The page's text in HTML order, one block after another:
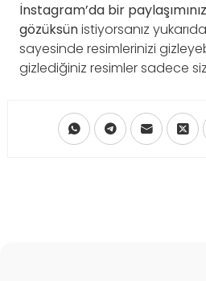
İnstagram’da bir
gözüksünistiyorsanız
sayesinde resimlerinizi
gizlediğiniz resimler sadece